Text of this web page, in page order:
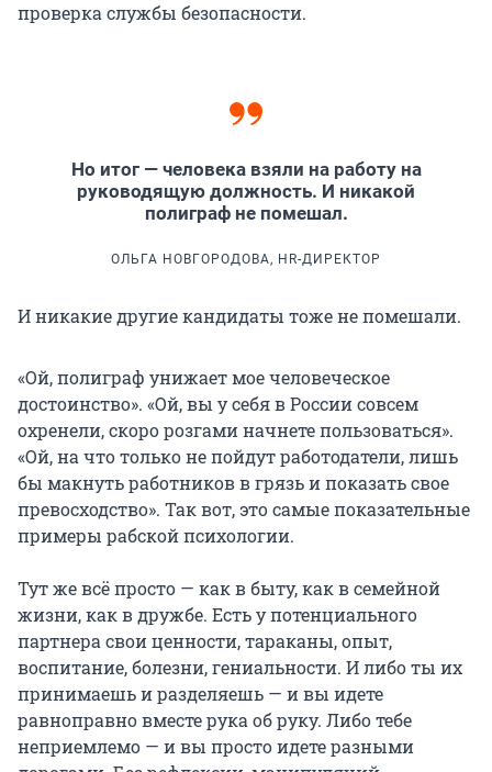
проверка службы безопасности.
Но итог — человека взяли на работу на
руководящую должность. И никакой
полиграф не помешал.
ОЛЬГА НОВГОРОДОВА, HR-ДИРЕКТОР
И никакие другие кандидаты тоже не помешали.
«Ой, полиграф унижает мое человеческое
достоинство». «Ой, вы у себя в России совсем
охренели, скоро розгами начнете пользоваться».
«Ой, на что только не пойдут работодатели, лишь
бы макнуть работников в грязь и показать свое
превосходство». Так вот, это самые показательные
примеры рабской психологии.
Тут же всё просто — как в быту, как в семейной
жизни, как в дружбе. Есть у потенциального
партнера свои ценности, тараканы, опыт,
воспитание, болезни, гениальности. И либо ты их
принимаешь и разделяешь — и вы идете
равноправно вместе рука об руку. Либо тебе
неприемлемо — и вы просто идете разными